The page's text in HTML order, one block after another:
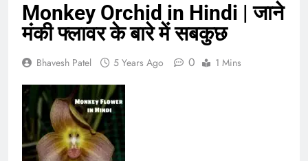
Monkey Orchid in Hindi | जाने
मंकी फ्लावर के बारे में सबकुछ
Bhavesh Patel 5 Years Ago 0 1 Mins